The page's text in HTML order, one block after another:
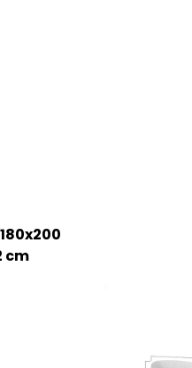
180x200
cm